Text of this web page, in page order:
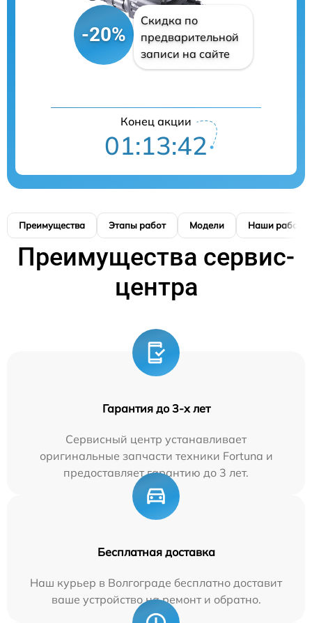
-20%
Скидка по
предварительной
записи на сайте
Конец акции
01:13:41
Преимущества Этапы работ Модели Наши работы
Преимущества сервис-
центра
Гарантия до 3-х лет
Сервисный центр устанавливает
оригинальные запчасти техники Fortuna и
предоставляет гарантию до 3 лет.
Бесплатная доставка
Наш курьер в Волгограде бесплатно доставит
ваше устройство на ремонт и обратно.